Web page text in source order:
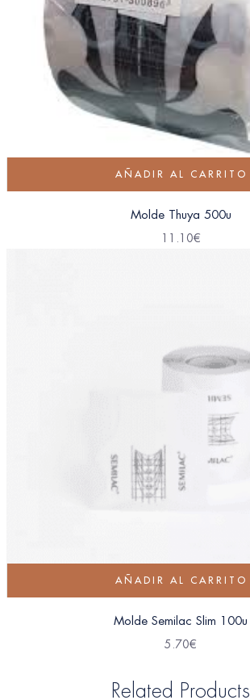
AÑADIR AL CARRITO
Molde Thuya 500u
11.10€
AÑADIR AL CARRITO
Molde Semilac Slim 100u
5.70€
Related Products